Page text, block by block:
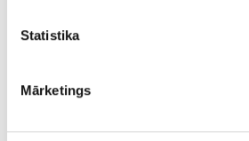
Statistika
Mārketings
Asu skaits